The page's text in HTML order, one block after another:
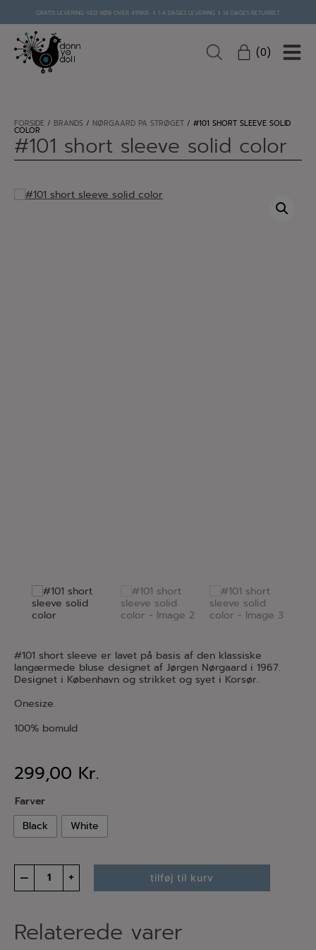
indholdet
GRATIS LEVERING VED KØB OVER 499KR. 1-4 DAGES LEVERING 14 DAGES RETURRET
0
FORSIDE / BRANDS / NØRGAARD PÅ STRØGET / #101 SHORT SLEEVE SOLID
COLOR
#101 short sleeve solid color
#101 short sleeve er lavet på basis af den klassiske
langærmede bluse designet af Jørgen Nørgaard i 1967.
Designet i København og strikket og syet i Korsør.
Onesize.
100% bomuld
299,00 Kr.
Farver
Black
White
–
#101
short
sleeve
antal
+ tilføj til kurv
Relaterede varer